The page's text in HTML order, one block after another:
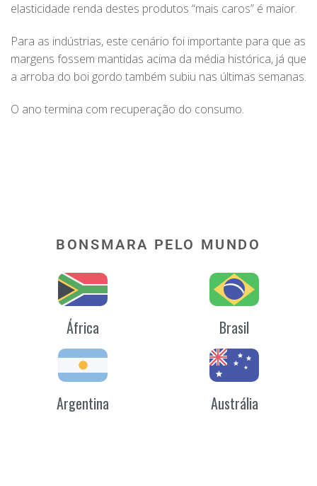
elasticidade renda destes produtos “mais caros” é maior.
Para as indústrias, este cenário foi importante para que as
margens fossem mantidas acima da média histórica, já que
a arroba do boi gordo também subiu nas últimas semanas.
O ano termina com recuperação do consumo.
BONSMARA PELO MUNDO
África Brasil
Argentina Austrália